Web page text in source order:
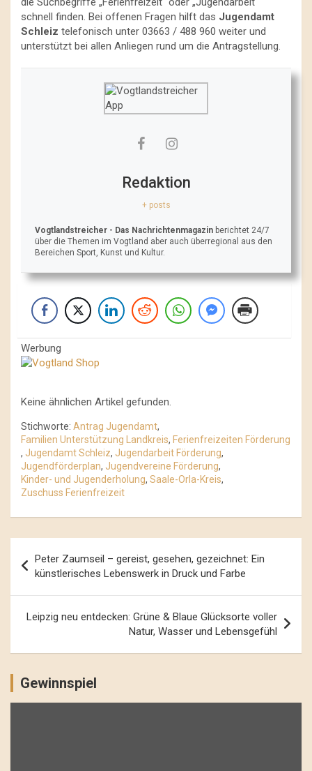
schnell finden. Bei offenen Fragen hilft das Jugendamt
Schleiz telefonisch unter 03663 / 488 960 weiter und
unterstützt bei allen Anliegen rund um die Antragstellung.
Redaktion
+ posts
Vogtlandstreicher - Das Nachrichtenmagazin berichtet 24/7
über die Themen im Vogtland aber auch überregional aus den
Bereichen Sport, Kunst und Kultur.
Werbung
Keine ähnlichen Artikel gefunden.
Stichworte: Antrag Jugendamt,
Familien Unterstützung Landkreis, Ferienfreizeiten Förderung
, Jugendamt Schleiz, Jugendarbeit Förderung,
Jugendförderplan, Jugendvereine Förderung,
Kinder- und Jugenderholung, Saale-Orla-Kreis,
Zuschuss Ferienfreizeit
Navigation
Peter Zaumseil – gereist, gesehen, gezeichnet: Ein
künstlerisches Lebenswerk in Druck und Farbe
Leipzig neu entdecken: Grüne & Blaue Glücksorte voller
Natur, Wasser und Lebensgefühl
Gewinnspiel